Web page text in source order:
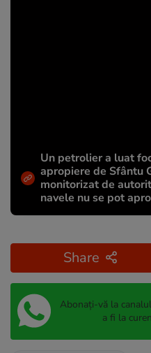
Un petrolier a luat
apropiere de Sfântu
monitorizat de
navele nu se pot
Share
Abonați-vă la
a fi la